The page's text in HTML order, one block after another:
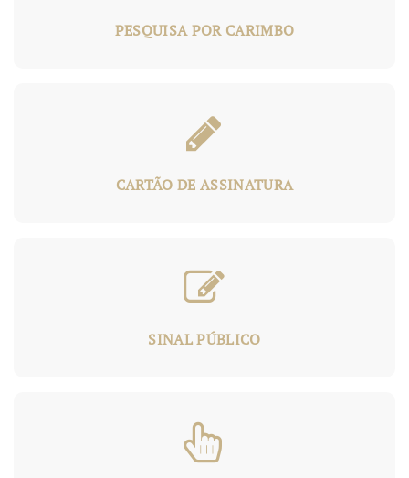
PESQUISA POR CARIMBO
CARTÃO DE ASSINATURA
&
SINAL PÚBLICO